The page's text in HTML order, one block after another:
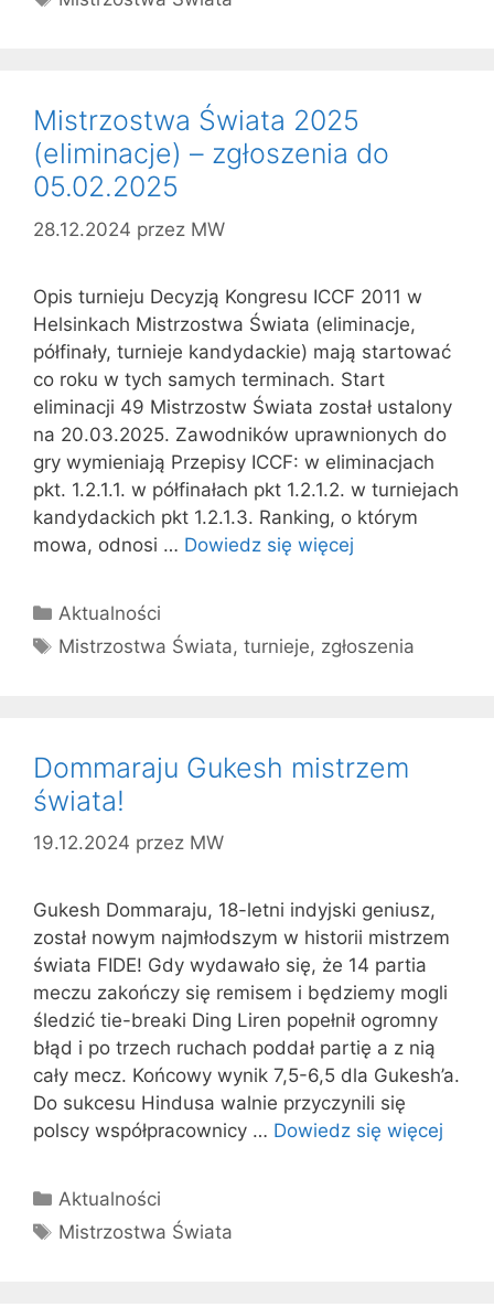
Mistrzostwa Świata 2025
(eliminacje) – zgłoszenia do
05.02.2025
28.12.2024 przez MW
Opis turnieju Decyzją Kongresu ICCF 2011 w
Helsinkach Mistrzostwa Świata (eliminacje,
półfinały, turnieje kandydackie) mają startować
co roku w tych samych terminach. Start
eliminacji 49 Mistrzostw Świata został ustalony
na 20.03.2025. Zawodników uprawnionych do
gry wymieniają Przepisy ICCF: w eliminacjach
pkt. 1.2.1.1. w półfinałach pkt 1.2.1.2. w turniejach
kandydackich pkt 1.2.1.3. Ranking, o którym
mowa, odnosi … Dowiedz się więcej
Kategorie
Aktualności
Tagi
Mistrzostwa Świata,turnieje, zgłoszenia
Dommaraju Gukesh mistrzem
świata!
19.12.2024 przez MW
Gukesh Dommaraju, 18-letni indyjski geniusz,
został nowym najmłodszym w historii mistrzem
świata FIDE! Gdy wydawało się, że 14 partia
meczu zakończy się remisem i będziemy mogli
śledzić tie-breaki Ding Liren popełnił ogromny
błąd i po trzech ruchach poddał partię a z nią
cały mecz. Końcowy wynik 7,5-6,5 dla Gukesh’a.
Do sukcesu Hindusa walnie przyczynili się
polscy współpracownicy … Dowiedz się więcej
Kategorie
Aktualności
Tagi
Mistrzostwa Świata